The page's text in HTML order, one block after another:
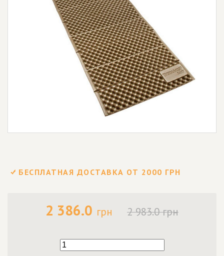
БЕСПЛАТНАЯ ДОСТАВКА ОТ 2000 ГРН
2 386.0 грн 2 983.0 грн